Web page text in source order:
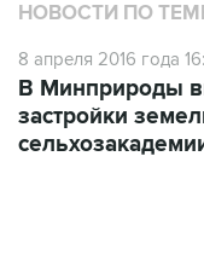
НОВОСТИ ПО
8 апреля 2016 года
В Минприроды
застройки